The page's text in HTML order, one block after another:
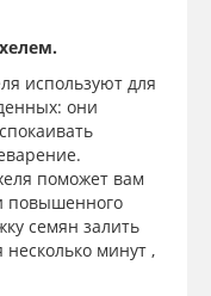
используют для
они
поможет вам
повышенного
семян залить
несколько минут ,